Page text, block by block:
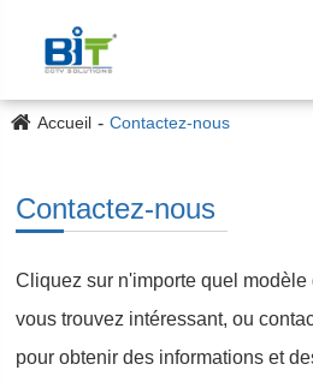
Accueil Contactez-nous
Contactez-nous
Cliquez sur n'importe quel
vous trouvez intéressant, ou
pour obtenir des informations et